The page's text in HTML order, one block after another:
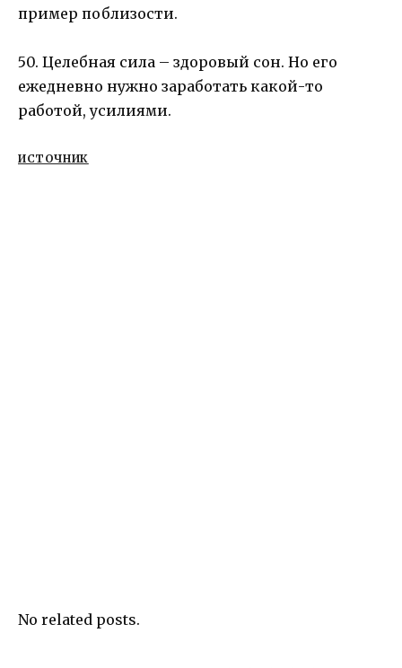
пример поблизости.
50. Целебная сила – здоровый сон. Но его
ежедневно нужно заработать какой-то
работой, усилиями.
ИСТОЧНИК
No related posts.